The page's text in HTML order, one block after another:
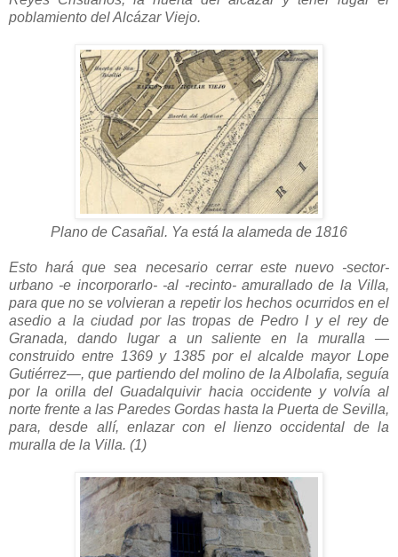
poblamiento del Alcázar Viejo.
Plano de Casañal. Ya está la alameda de 1816
Esto hará que sea necesario cerrar este nuevo -sector-
urbano -e incorporarlo- -al -recinto- amurallado de la Villa,
para que no se volvieran a repetir los hechos ocurridos en el
asedio a la ciudad por las tropas de Pedro I y el rey de
Granada, dando lugar a un saliente en la muralla —
construido entre 1369 y 1385 por el alcalde mayor Lope
Gutiérrez—, que partiendo del molino de la Albolafia, seguía
por la orilla del Guadalquivir hacia occidente y volvía al
norte frente a las Paredes Gordas hasta la Puerta de Sevilla,
para, desde allí, enlazar con el lienzo occidental de la
muralla de la Villa. (1)